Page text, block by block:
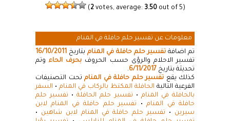
(2votes, average: 3.50out of 5)
معلومات عن تفسير حلم حافلة في المنام
تم اضافة تفسير حلم حافلة في المنام بتاريخ 16/10/2011
تفسير الاحلام والرؤى حسب الحروف بحرف الحاءوتم
تحديثة بتاريخ 6/11/2017
.
كذلك يقع تفسير حلم حافلة في المنام تحت التصنيفات
الفرعية التالية الحافلة المكتظ بالركاب في المنام • السفر
بالحافلة في المنام • تفسير حلم الحافلة• تفسير حلم
حافلة في المنام• تفسير حلم حافلة في المنام لابن
سيرين • تفسير حلم حافلة في المنام لابن شاهين •